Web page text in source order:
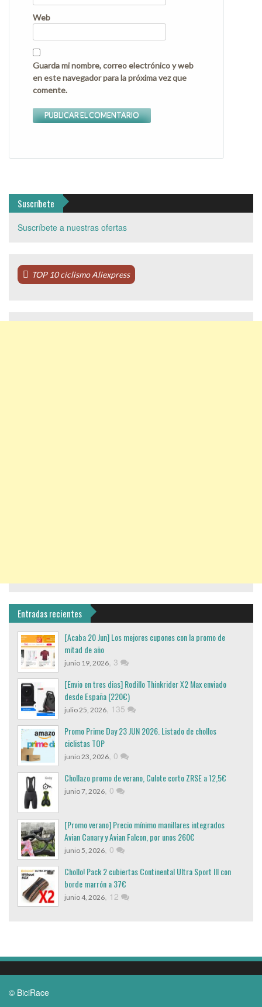
Web
Guarda mi nombre, correo electrónico y web
en este navegador para la próxima vez que
comente.
Suscríbete
Suscríbete a nuestras ofertas
TOP 10 ciclismo Aliexpress
Entradas recientes
[Acaba 20 Jun] Los mejores cupones con la promo de
mitad de año
junio 19, 2026, 3
[Envio en tres dias] Rodillo Thinkrider X2 Max enviado
desde España (220€)
julio 25, 2026, 135
Promo Prime Day 23 JUN 2026. Listado de chollos
ciclistas TOP
junio 23, 2026, 0
Chollazo promo de verano, Culote corto ZRSE a 12,5€
junio 7, 2026, 0
[Promo verano] Precio mínimo manillares integrados
Avian Canary y Avian Falcon, por unos 260€
junio 5, 2026, 0
Chollo! Pack 2 cubiertas Continental Ultra Sport III con
borde marrón a 37€
junio 4, 2026, 12
© BiciRace